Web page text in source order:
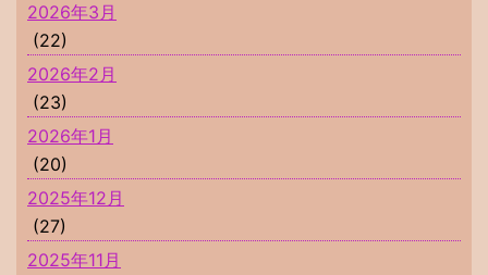
2026年3月
(22)
2026年2月
(23)
2026年1月
(20)
2025年12月
(27)
2025年11月